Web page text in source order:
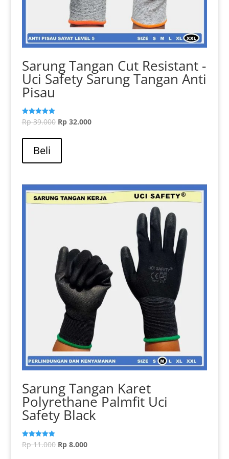
Sarung Tangan Cut Resistant -
Uci Safety Sarung Tangan Anti
Pisau
Dinilai
5.00
Rp39.000 Harga
Rp32.000Harga
Beli
Pilihan
ini
halaman
produk
Sarung Tangan Karet
Polyrethane Palmfit Uci
Safety Black
Dinilai
5.00
Rp11.000 Harga
Rp8.000Harga